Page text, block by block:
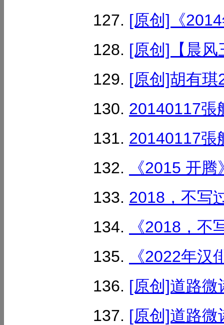
[原创]《
[原创]【晨
[原创]胡有
20140117張
20140117張
《2015 开
2018，不写
《2018，
《2022年汉
[原创]道路
[原创]道路